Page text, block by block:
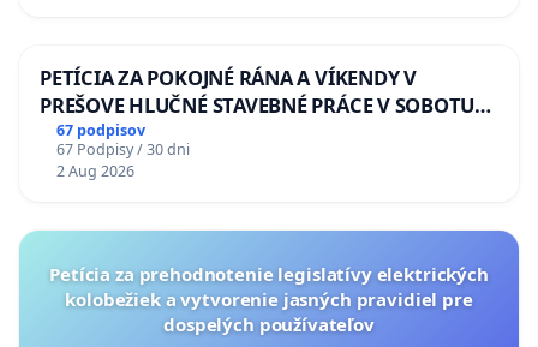
PETÍCIA ZA POKOJNÉ RÁNA A VÍKENDY V
PREŠOVE HLUČNÉ STAVEBNÉ PRÁCE V SOBOTU
LEN OD 9.00 DO 13.00 HOD., CEZ PRACOVNÝ
TÝŽDEŇ CIEĽ 8.00 – 18.00 HOD. A PRAVIDELNÁ
KONTROLA STAVBY C-AREA NA
67 podpisov
67 Podpisy / 30 dni
2 Aug 2026
Petícia za prehodnotenie legislatívy elektrických
kolobežiek a vytvorenie jasných pravidiel pre
dospelých používateľov